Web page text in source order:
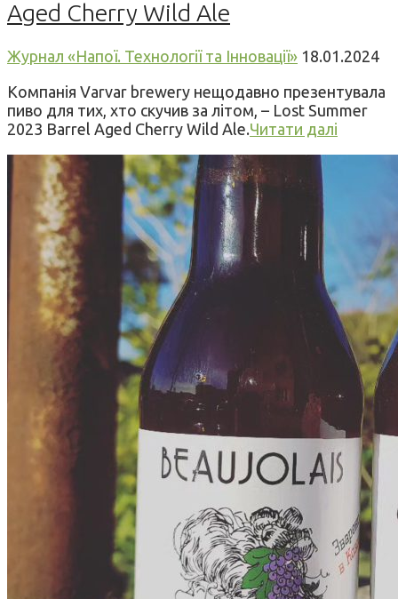
Aged Cherry Wild Ale
Журнал «Напої. Технології та Інновації» 18.01.2024
Компанія Varvar brewery нещодавно презентувала
пиво для тих, хто скучив за літом, – Lost Summer
2023 Barrel Aged Cherry Wild Ale.Читати далі